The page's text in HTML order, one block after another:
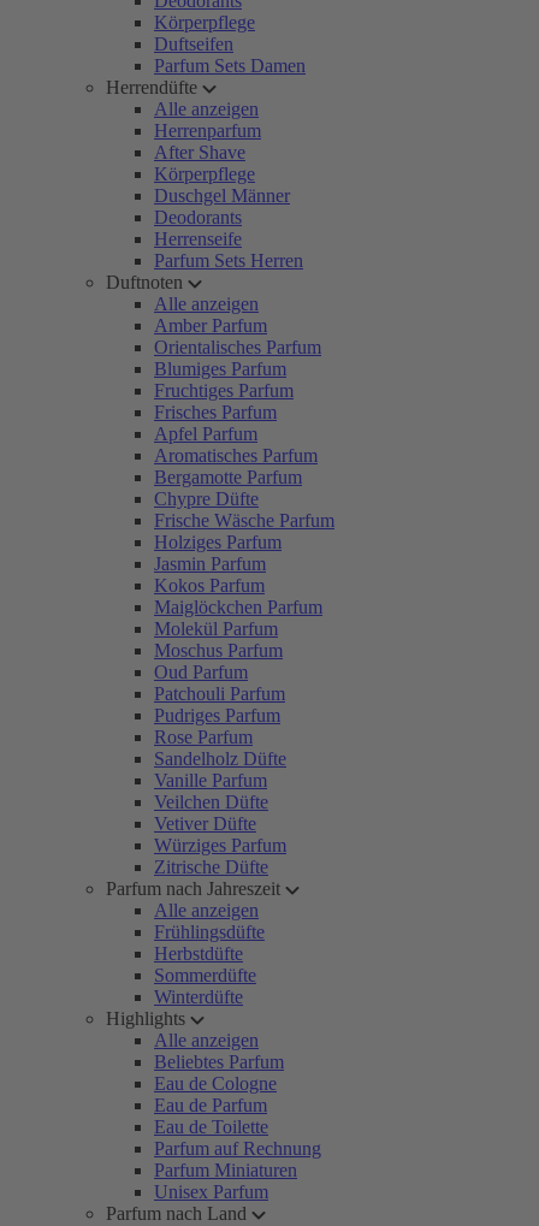
Körperpflege
Duftseifen
Parfum Sets Damen
Herrendüfte
Alle anzeigen
Herrenparfum
After Shave
Körperpflege
Duschgel Männer
Deodorants
Herrenseife
Parfum Sets Herren
Duftnoten
Alle anzeigen
Amber Parfum
Orientalisches Parfum
Blumiges Parfum
Fruchtiges Parfum
Frisches Parfum
Apfel Parfum
Aromatisches Parfum
Bergamotte Parfum
Chypre Düfte
Frische Wäsche Parfum
Holziges Parfum
Jasmin Parfum
Kokos Parfum
Maiglöckchen Parfum
Molekül Parfum
Moschus Parfum
Oud Parfum
Patchouli Parfum
Pudriges Parfum
Rose Parfum
Sandelholz Düfte
Vanille Parfum
Veilchen Düfte
Vetiver Düfte
Würziges Parfum
Zitrische Düfte
Parfum nach Jahreszeit
Alle anzeigen
Frühlingsdüfte
Herbstdüfte
Sommerdüfte
Winterdüfte
Highlights
Alle anzeigen
Beliebtes Parfum
Eau de Cologne
Eau de Parfum
Eau de Toilette
Parfum auf Rechnung
Parfum Miniaturen
Unisex Parfum
Parfum nach Land